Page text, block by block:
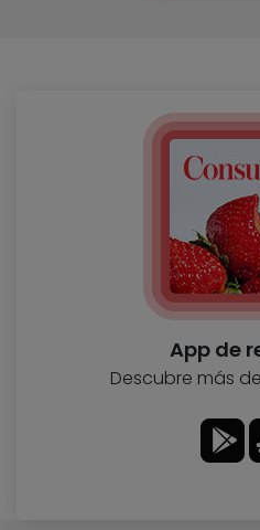
App de
Descubre más